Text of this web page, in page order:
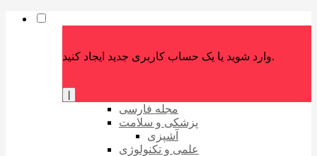
وارد شوید یا یک حساب کاربری جدید ایجاد کنید.
مجله فارسی
پزشکی و سلامت
آشپزی
علمی و تکنولوژی